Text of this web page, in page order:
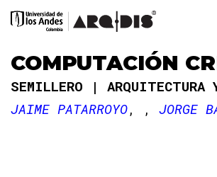
COMPUTACIÓN
SEMILLERO
ARQUITECTURA
JAIME PATARROYO
JORGE